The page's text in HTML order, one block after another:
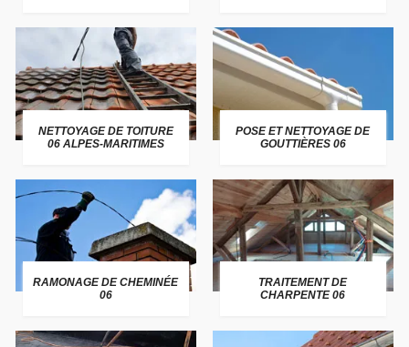
NETTOYAGE DE TOITURE
06 ALPES-MARITIMES
POSE ET NETTOYAGE DE
GOUTTIÈRES 06
RAMONAGE DE CHEMINÉE
06
TRAITEMENT DE
CHARPENTE 06